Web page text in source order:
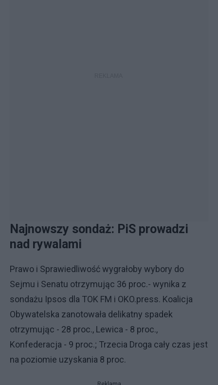
Najnowszy sondaż: PiS prowadzi
nad rywalami
Prawo i Sprawiedliwość wygrałoby wybory do
Sejmu i Senatu otrzymując 36 proc.- wynika z
sondażu Ipsos dla TOK FM i OKO.press. Koalicja
Obywatelska zanotowała delikatny spadek
otrzymując - 28 proc., Lewica - 8 proc.,
Konfederacja - 9 proc.; Trzecia Droga cały czas jest
na poziomie uzyskania 8 proc.